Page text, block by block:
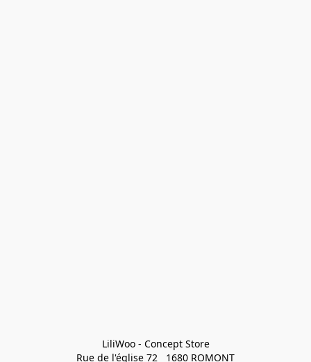
LiliWoo - Concept Store
Rue de l'église 72   1680 ROMONT